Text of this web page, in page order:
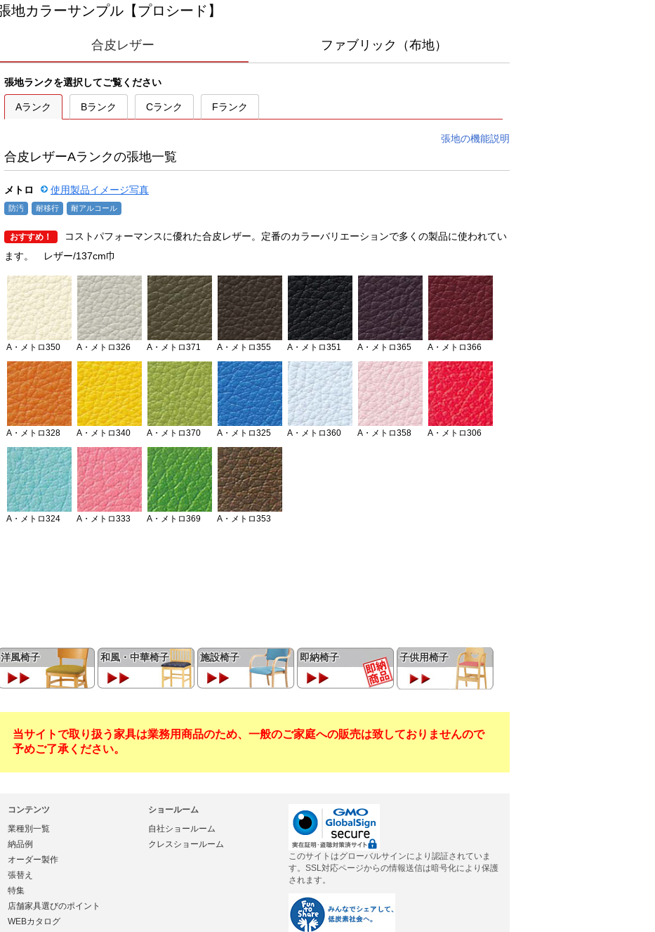
洋風椅子 和風・中華椅子 施設椅子 即納椅子 子供用椅子
当サイトで取り扱う家具は業務用商品のため、一般のご家庭への販売は致しておりませんので
予めご了承ください。
コンテンツ
業種別一覧
納品例
オーダー製作
張替え
特集
店舗家具選びのポイント
WEBカタログ
ショールーム
自社ショールーム
クレスショールーム
このサイトはグローバルサインにより認証されていま
す。SSL対応ページからの情報送信は暗号化により保護
されます。